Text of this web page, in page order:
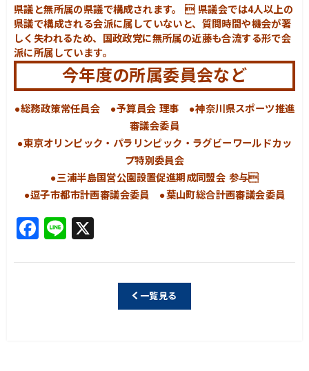
県議と無所属の県議で構成されます。  県議会では4人以上の
県議で構成される会派に属していないと、質問時間や機会が著
しく失われるため、国政政党に無所属の近藤も合流する形で会
派に所属しています。
今年度の所属委員会など
●総務政策常任員会 ●予算員会 理事 ●神奈川県スポーツ推進
審議会委員
●東京オリンピック・パラリンピック・ラグビーワールドカッ
プ特別委員会
●三浦半島国営公園設置促進期成同盟会 参与
●逗子市都市計画審議会委員 ●葉山町総合計画審議会委員
F
a
c
Li
n
e
一覧見る